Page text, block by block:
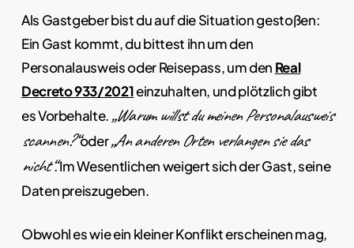
Als Gastgeber bist du auf die Situation gestoßen:
Ein Gast kommt, du bittest ihn um den
Personalausweis oder Reisepass, um den Real
Decreto 933/2021einzuhalten, und plötzlich gibt
es Vorbehalte. „Warum willst du meinen Personalausweis
scannen?“oder„An anderen Orten verlangen sie das
nicht“. Im Wesentlichen weigert sich der Gast, seine
Daten preiszugeben.
Obwohl es wie ein kleiner Konflikt erscheinen mag,